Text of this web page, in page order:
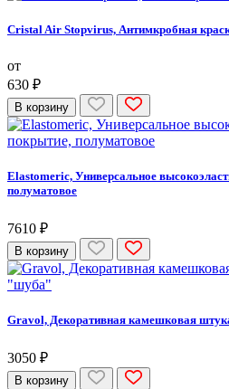
Cristal Air Stopvirus, Антимкробная
от
630 ₽
В корзину
Elastomeric, Универсальное
полуматовое
7610 ₽
В корзину
Gravol, Декоративная камешковая
3050 ₽
В корзину